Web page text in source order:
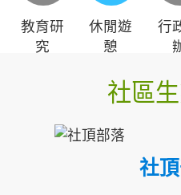
教育研
究
休閒遊
憩
行
社區
社